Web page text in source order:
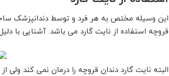
این وسیله مختص به هر فرد و توسط دندانپزشک
قروچه استفاده از نایت گارد می باشد. آشنایی با
البته نایت گارد دندان قروچه را درمان نمی کند